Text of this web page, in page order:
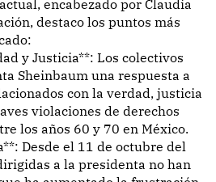
encabezado por Claudia
destaco los puntos más
y Justicia**: Los colectivos
Sheinbaum una respuesta a
con la verdad, justicia
violaciones de derechos
los años 60 y 70 en México.
Desde el 11 de octubre del
a la presidenta no han